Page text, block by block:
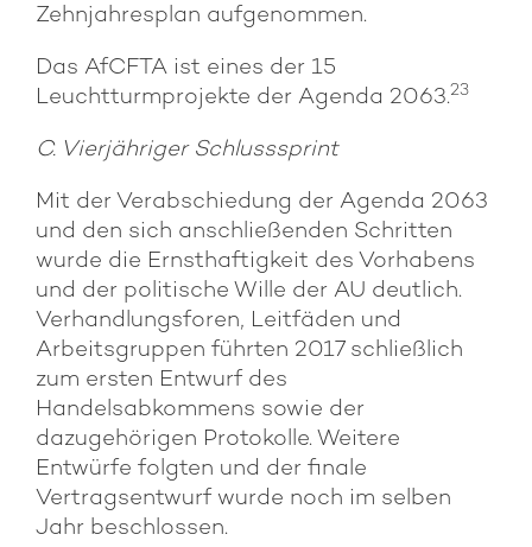
Zehnjahresplan aufgenommen.
Das AfCFTA ist eines der 15
Leuchtturmprojekte der Agenda 2063.23
C. Vierjähriger Schlusssprint
Mit der Verabschiedung der Agenda 2063
und den sich anschließenden Schritten
wurde die Ernsthaftigkeit des Vorhabens
und der politische Wille der AU deutlich.
Verhandlungsforen, Leitfäden und
Arbeitsgruppen führten 2017 schließlich
zum ersten Entwurf des
Handelsabkommens sowie der
dazugehörigen Protokolle. Weitere
Entwürfe folgten und der finale
Vertragsentwurf wurde noch im selben
Jahr beschlossen.